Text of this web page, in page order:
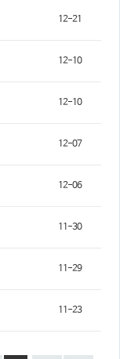
12-21
12-10
12-10
12-07
12-06
11-30
11-29
11-23